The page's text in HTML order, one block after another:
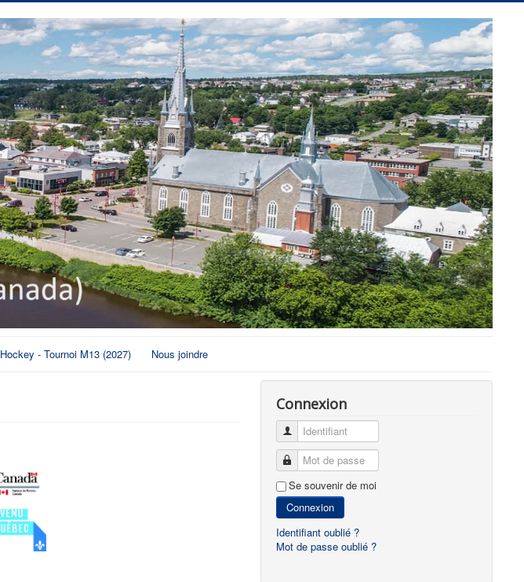
Hockey - Tournoi M13 (2027) Nous joindre
Connexion
Identifiant
Mot de passe
Se souvenir de moi
Connexion
Identifiant oublié ?
Mot de passe oublié ?